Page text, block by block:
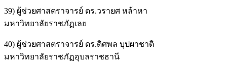
39) ผู้ช่วยศาสตราจารย์ ดร.วรายศ หล้าหา
มหาวิทยาลัยราชภัฏเลย
40) ผู้ช่วยศาสตราจารย์ ดร.ดิศพล บุปผาชาติ
มหาวิทยาลัยราชภัฏอุบลราชธานี